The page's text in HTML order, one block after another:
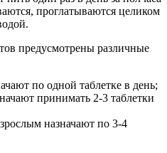
проглатываются целиком
предусмотрены различные
по одной таблетке в день;
принимать 2-3 таблетки
назначают по 3-4